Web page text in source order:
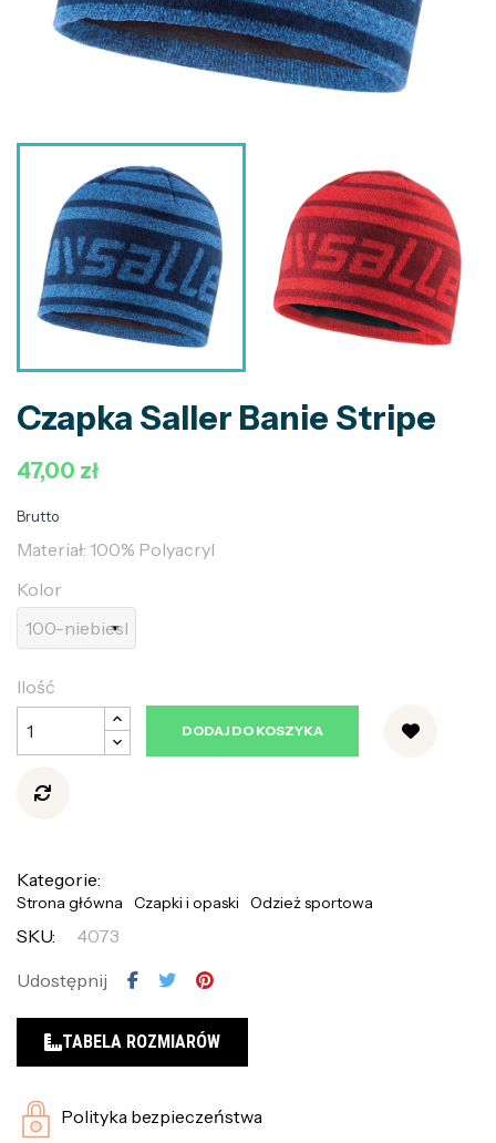
Czapka Saller Banie Stripe
47,00 zł
Brutto
Materiał: 100% Polyacryl
Kolor
Ilość
DODAJ DO KOSZYKA
Kategorie:
Strona główna Czapki i opaski Odzież sportowa
SKU:
4073
Udostępnij
TABELA ROZMIARÓW
Polityka bezpieczeństwa